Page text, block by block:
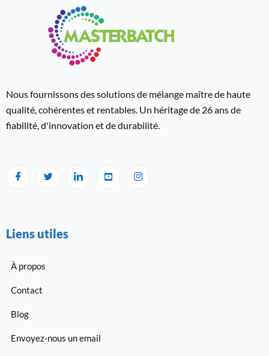
Nous fournissons des solutions de mélange maître de haute
qualité, cohérentes et rentables. Un héritage de 26 ans de
fiabilité, d'innovation et de durabilité.
Liens utiles
À propos
Contact
Blog
Envoyez-nous un email